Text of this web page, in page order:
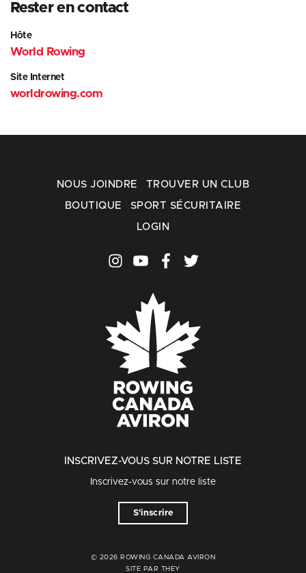
Rester en contact
Hôte
World Rowing
Site Internet
worldrowing.com
NOUS JOINDRE TROUVER UN CLUB
BOUTIQUE SPORT SÉCURITAIRE
LOGIN
INSCRIVEZ-VOUS SUR NOTRE LISTE
Inscrivez-vous sur notre liste
S'inscrire
© 2026 ROWING CANADA AVIRON
SITE PAR THEY